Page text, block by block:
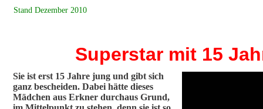
Stand Dezember 2010
Superstar mit 15
Sie ist erst 15 Jahre jung und gibt sich
ganz bescheiden. Dabei hätte dieses
Mädchen aus Erkner durchaus Grund,